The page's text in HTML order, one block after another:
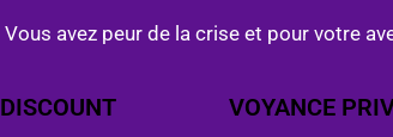
Vous avez peur de la crise et pour votre
DISCOUNT VOYANCE